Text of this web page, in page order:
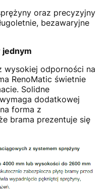
oraz precyzyjny
bezawaryjne
jednym
wysokiej odporności na
RenoMatic świetnie
Solidne
dodatkowej
forma z
brama prezentuje się